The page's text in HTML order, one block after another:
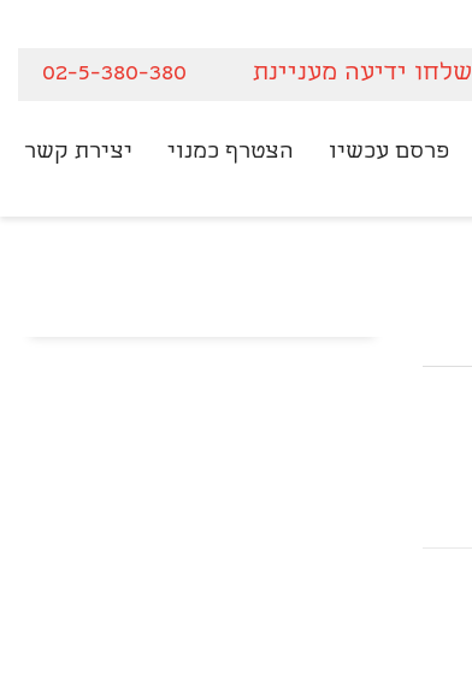
שלחו ידיעה מעניינת 02-5-380-380
פרסם עכשיו הצטרף כמנוי יצירת קשר